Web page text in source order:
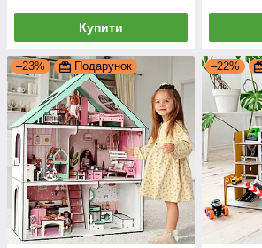
Купити
–23% Подарунок –22%